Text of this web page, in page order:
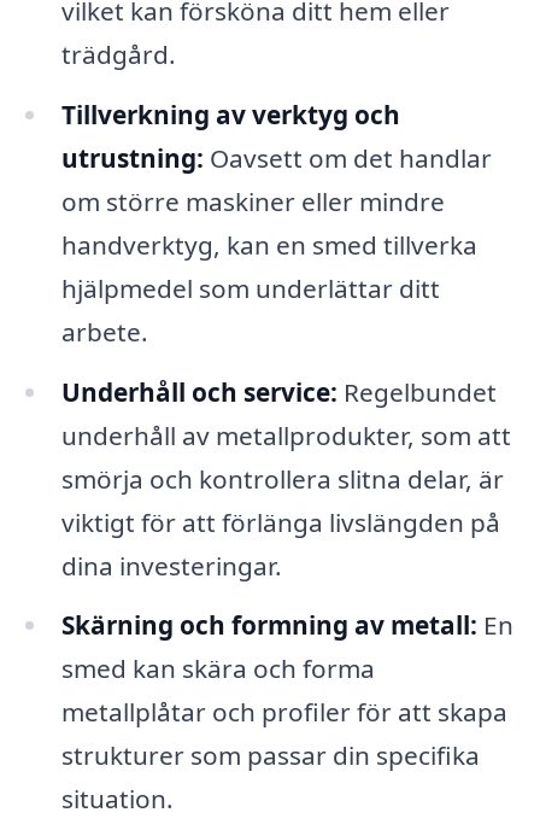
vilket kan försköna ditt hem eller
trädgård.
Tillverkning av verktyg och
utrustning: Oavsett om det handlar
om större maskiner eller mindre
handverktyg, kan en smed tillverka
hjälpmedel som underlättar ditt
arbete.
Underhåll och service: Regelbundet
underhåll av metallprodukter, som att
smörja och kontrollera slitna delar, är
viktigt för att förlänga livslängden på
dina investeringar.
Skärning och formning av metall: En
smed kan skära och forma
metallplåtar och profiler för att skapa
strukturer som passar din specifika
situation.